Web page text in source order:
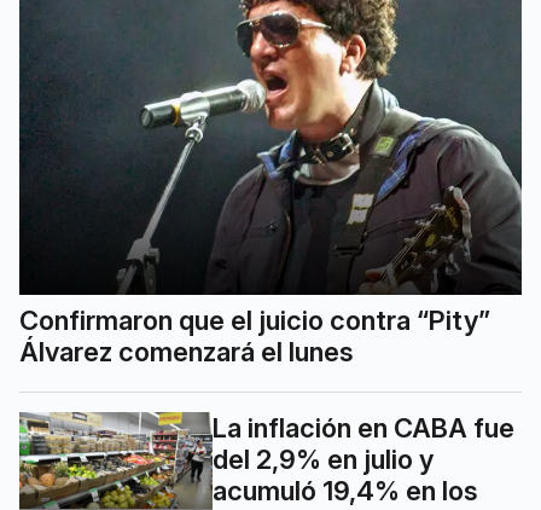
Confirmaron que el juicio contra “Pity”
Álvarez comenzará el lunes
La inflación en CABA fue
del 2,9% en julio y
acumuló 19,4% en los